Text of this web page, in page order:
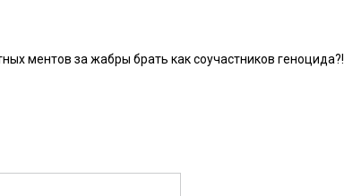
ментов за жабры брать как соучастников геноцида?!